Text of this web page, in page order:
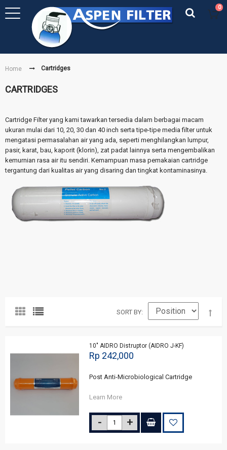
0
Home Cartridges
CARTRIDGES
Cartridge Filter yang kami tawarkan tersedia dalam berbagai macam
ukuran mulai dari 10, 20, 30 dan 40 inch serta tipe-tipe media filter untuk
mengatasi permasalahan air yang ada, seperti menghilangkan lumpur,
pasir, karat, bau, kaporit (klorin), zat padat lainnya serta mengembalikan
kemurnian rasa air itu sendiri. Kemampuan masa pemakaian cartridge
tergantung dari kualitas air yang disaring dan tingkat kontaminasinya.
SORT BY
10" AIDRO Distruptor (AIDRO J-KF)
Rp 242,000
Post Anti-Microbiological Cartridge
Learn More